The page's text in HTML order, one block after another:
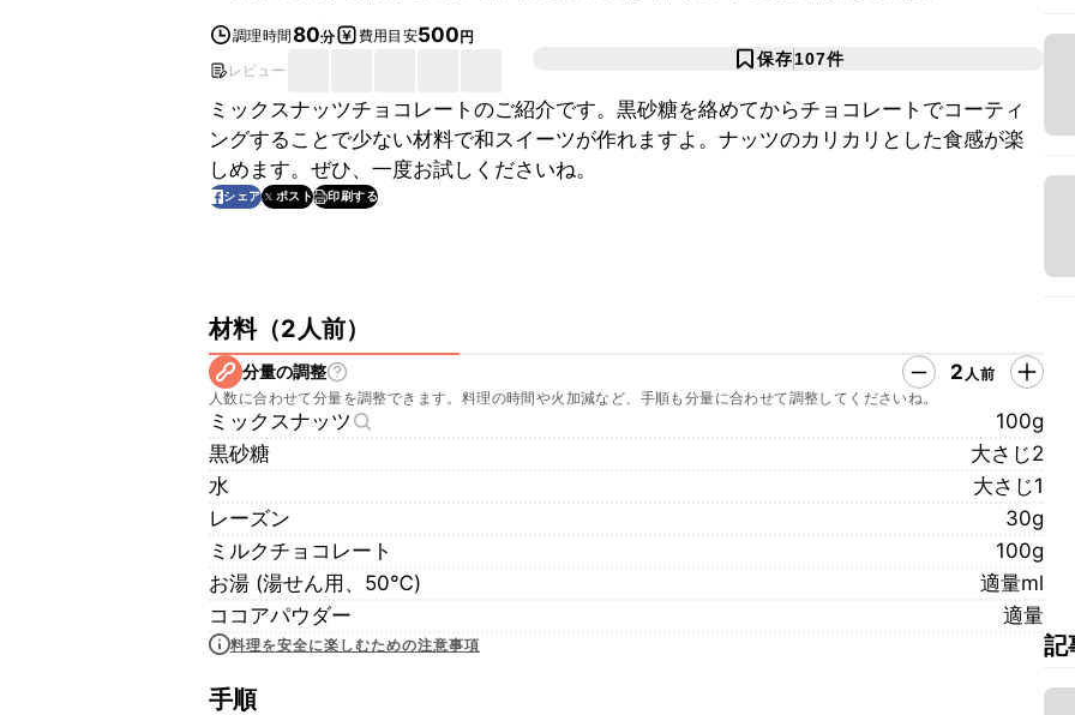
調理時間80分 費用目安500円
レビュー
保存107件
ミックスナッツチョコレートのご紹介です。黒砂糖を絡めてからチョコレートでコーティ
ングすることで少ない材料で和スイーツが作れますよ。ナッツのカリカリとした食感が楽
しめます。ぜひ、一度お試しくださいね。
シェア ポスト 印刷する
材料（2人前）
分量の調整 2 人前
人数に合わせて分量を調整できます。料理の時間や火加減など、手順も分量に合わせて調整してくださいね。
ミックスナッツ
100g
黒砂糖
大さじ2
水
大さじ1
レーズン
30g
ミルクチョコレート
100g
お湯 (湯せん用、50℃)
適量ml
ココアパウダー
適量
料理を安全に楽しむための注意事項
手順
記